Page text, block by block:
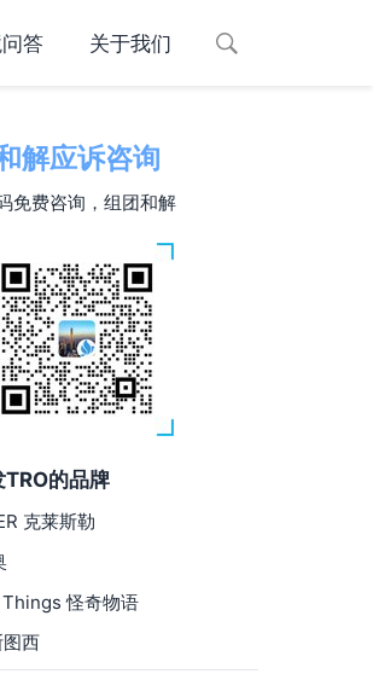
答 关于我们
解应诉咨询
免费咨询，组团和解
的品牌
克莱斯勒
怪奇物语
西